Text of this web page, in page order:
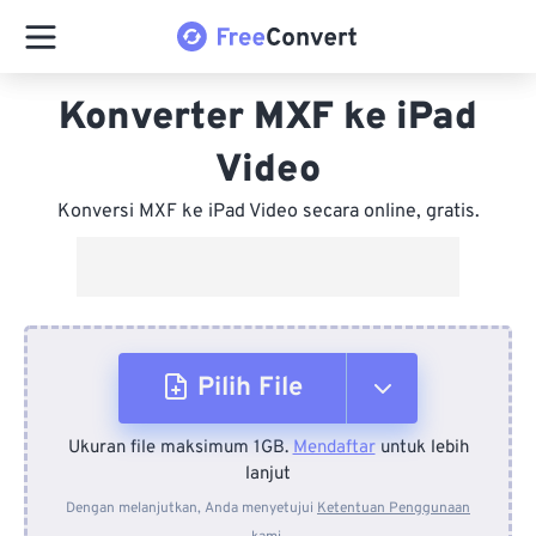
Konverter MXF ke iPad
Video
Konversi MXF ke iPad Video secara online, gratis.
Pilih File
Dari Perangkat
Ukuran file maksimum 1GB.Mendaftaruntuk lebih
lanjut
Dengan melanjutkan, Anda menyetujui Ketentuan Penggunaan